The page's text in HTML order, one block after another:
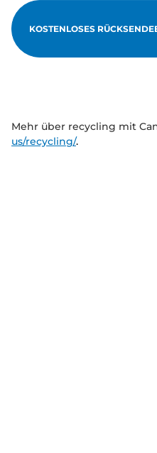
KOSTENLOSES
Mehr über recycling mit
us/recycling/.